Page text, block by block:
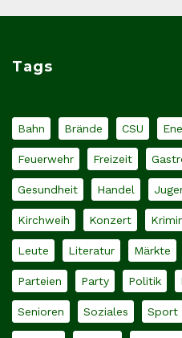
Tags
Bahn Brände CSU
Feuerwehr Freizeit
Gesundheit Handel
Kirchweih Konzert
Leute Literatur Märkte
Parteien Party Politik
Senioren Soziales Sport